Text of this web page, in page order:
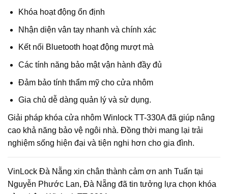
Khóa hoạt động ổn định
Nhận diện vân tay nhanh và chính xác
Kết nối Bluetooth hoạt động mượt mà
Các tính năng bảo mật vận hành đầy đủ
Đảm bảo tính thẩm mỹ cho cửa nhôm
Gia chủ dễ dàng quản lý và sử dụng.
Giải pháp khóa cửa nhôm Winlock TT-330A đã giúp nâng
cao khả năng bảo vệ ngôi nhà. Đồng thời mang lại trải
nghiệm sống hiện đại và tiện nghi hơn cho gia đình.
VinLock Đà Nẵng xin chân thành cảm ơn anh Tuấn tại
Nguyễn Phước Lan, Đà Nẵng đã tin tưởng lựa chọn khóa